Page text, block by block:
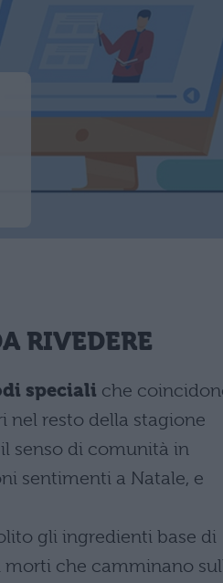
RIVEDERE
speciali che
nel resto della stagione
senso di comunità in
sentimenti a Natale, e
gli ingredienti base di
morti che camminano